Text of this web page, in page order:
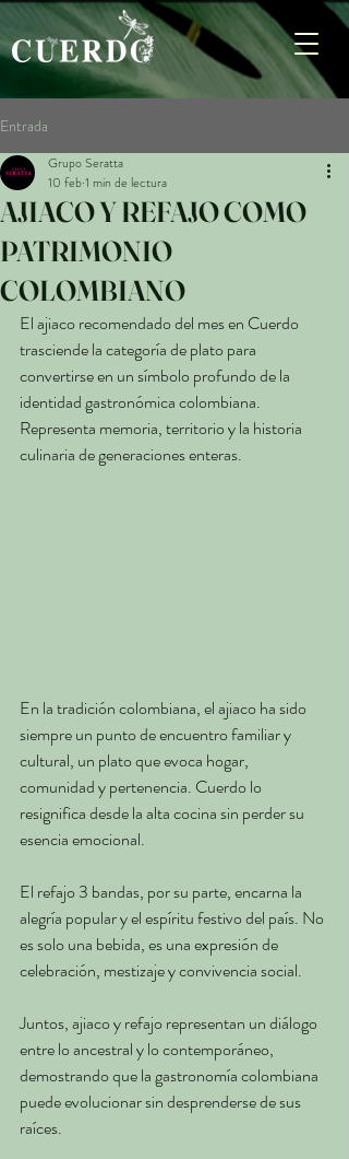
Entrada
AJIACO Y REFAJO COMO
PATRIMONIO
COLOMBIANO
Grupo Seratta
10 feb1 min de lectura
El ajiaco recomendado del mes en Cuerdo
trasciende la categoría de plato para
convertirse en un símbolo profundo de la
identidad gastronómica colombiana.
Representa memoria, territorio y la historia
culinaria de generaciones enteras.
En la tradición colombiana, el ajiaco ha sido
siempre un punto de encuentro familiar y
cultural, un plato que evoca hogar,
comunidad y pertenencia. Cuerdo lo
resignifica desde la alta cocina sin perder su
esencia emocional.
El refajo 3 bandas, por su parte, encarna la
alegría popular y el espíritu festivo del país. No
es solo una bebida, es una expresión de
celebración, mestizaje y convivencia social.
Juntos, ajiaco y refajo representan un diálogo
entre lo ancestral y lo contemporáneo,
demostrando que la gastronomía colombiana
puede evolucionar sin desprenderse de sus
raíces.